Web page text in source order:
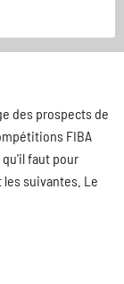
des prospects de
FIBA
faut pour
les suivantes. Le